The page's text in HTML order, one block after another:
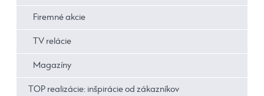
Firemné akcie
TV relácie
Magazíny
TOP realizácie: inšpirácie od zákazníkov